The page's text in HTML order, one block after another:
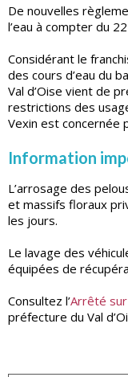
De nouvelles
l’eau à compter du
Considérant le
des cours d’eau du
Val d’Oise vient de
restrictions des
Vexin est concernée
Information
L’arrosage des
et massifs floraux
les jours.
Le lavage des
équipées de
Consultez l’Arrêté
préfecture du Val